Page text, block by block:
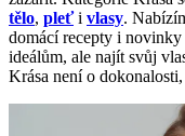
tělo, pleťi vlasy.
domácí recepty i
ideálům, ale najít svůj
Krása není o